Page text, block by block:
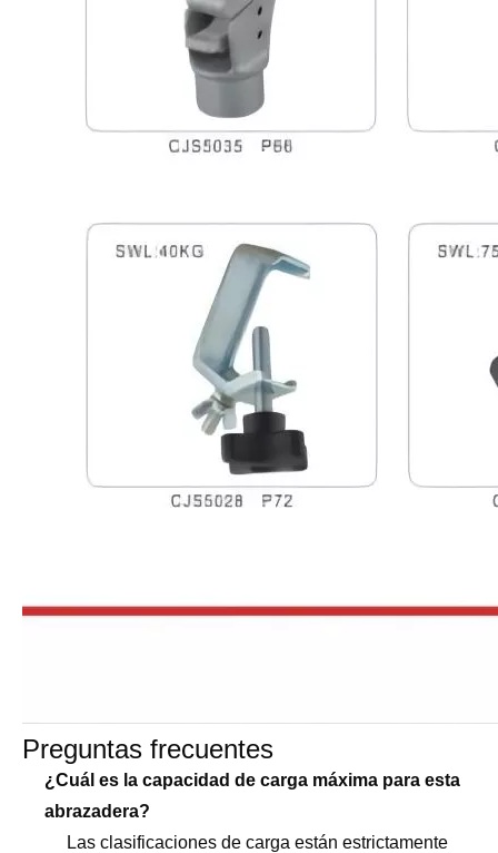
Preguntas frecuentes
¿Cuál es la capacidad de carga máxima para esta
abrazadera?
Las clasificaciones de carga están estrictamente